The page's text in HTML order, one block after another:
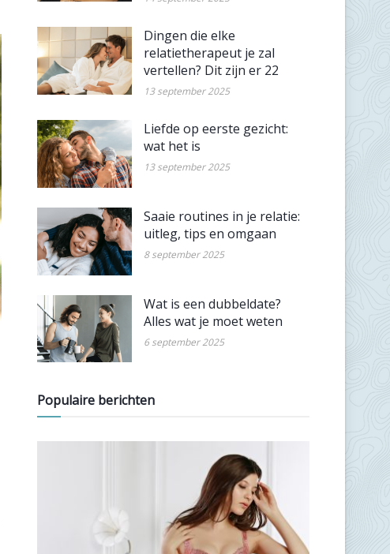
Dingen die elke
relatietherapeut je zal
vertellen? Dit zijn er 22
13 september 2025
Liefde op eerste gezicht:
wat het is
13 september 2025
Saaie routines in je relatie:
uitleg, tips en omgaan
8 september 2025
Wat is een dubbeldate?
Alles wat je moet weten
6 september 2025
Populaire berichten